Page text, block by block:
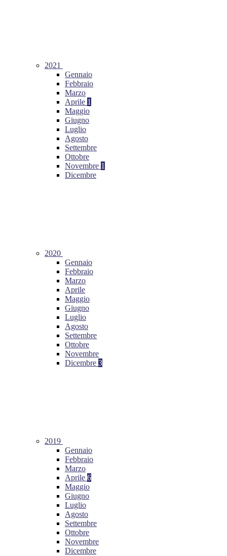
2021
Gennaio
Febbraio
Marzo
Aprile 1
Maggio
Giugno
Luglio
Agosto
Settembre
Ottobre
Novembre 1
Dicembre
2020
Gennaio
Febbraio
Marzo
Aprile
Maggio
Giugno
Luglio
Agosto
Settembre
Ottobre
Novembre
Dicembre 3
2019
Gennaio
Febbraio
Marzo
Aprile 6
Maggio
Giugno
Luglio
Agosto
Settembre
Ottobre
Novembre
Dicembre